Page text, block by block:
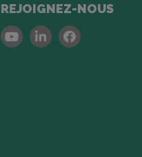
REJOIGNEZ-NOUS
YoutubeLinkedinFacebook